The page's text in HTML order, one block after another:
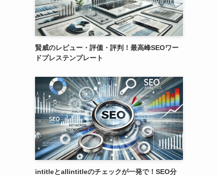
賢威のレビュー・評価・評判！最高峰SEOワー
ドプレステンプレート
intitleとallintitleのチェックが一発で！SEO分